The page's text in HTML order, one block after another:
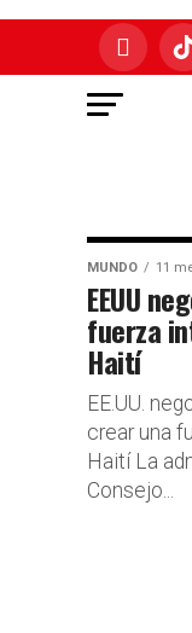
MUNDO 11
EEUU
fuerza
Haití
EE.UU.
crear una
Haití La
Consejo...